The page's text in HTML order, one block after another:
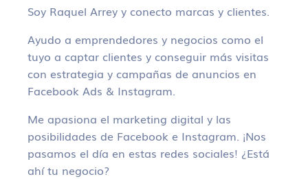
Soy Raquel Arrey y conecto marcas y clientes.
Ayudo a emprendedores y negocios como el
tuyo a captar clientes y conseguir más visitas
con estrategia y campañas de anuncios en
Facebook Ads & Instagram.
Me apasiona el marketing digital y las
posibilidades de Facebook e Instagram. ¡Nos
pasamos el día en estas redes sociales! ¿Está
ahí tu negocio?